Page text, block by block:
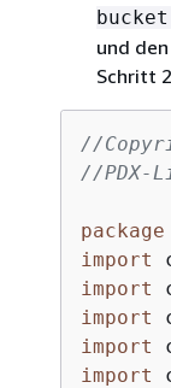
bucket
und
Schritt
//
//PDX-
package
import
import
import
import
import